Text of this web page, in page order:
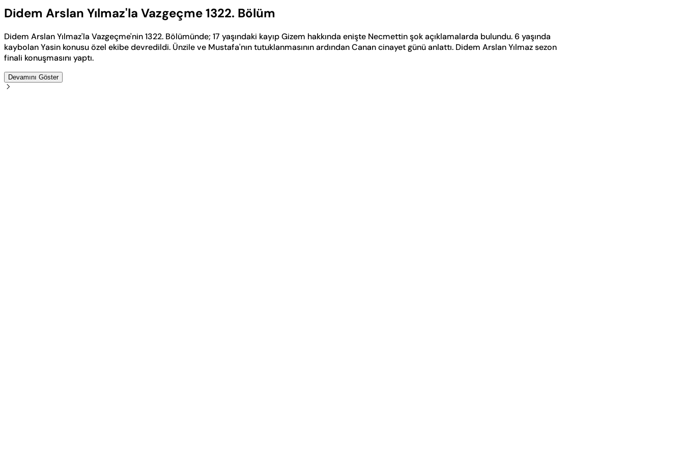
Didem Arslan Yılmaz'la Vazgeçme 1322. Bölüm
Didem Arslan Yılmaz'la Vazgeçme'nin 1322. Bölümünde; 17 yaşındaki kayıp Gizem hakkında enişte Necmettin şok açıklamalarda bulundu. 6 yaşında
kaybolan Yasin konusu özel ekibe devredildi. Ünzile ve Mustafa'nın tutuklanmasının ardından Canan cinayet günü anlattı. Didem Arslan Yılmaz sezon
finali konuşmasını yaptı.
Devamını Göster